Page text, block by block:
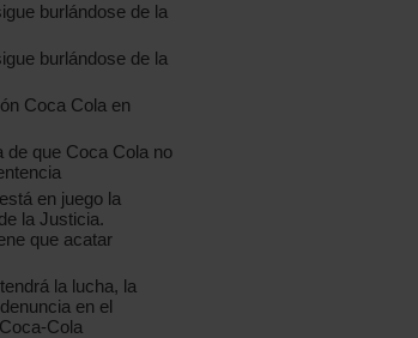
burlándose de la
burlándose de la
Coca Cola en
de que Coca Cola no
en juego la
la Justicia.
que acatar
la lucha, la
en el
Cola